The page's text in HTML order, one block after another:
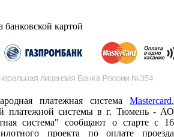
платежная система Mastercard,
платежной системы в г. Тюмень - АО
система" сообщают о старте c 16
проекта по оплате проезда